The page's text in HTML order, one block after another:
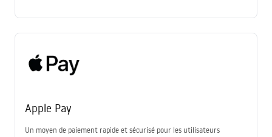
Apple Pay
Un moyen de paiement rapide et sécurisé pour les utilisateurs